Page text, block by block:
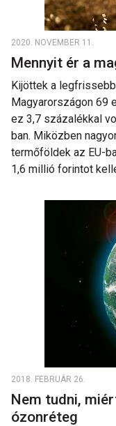
2020. NOVEMBER 11.
Mennyit ér a
Kijöttek a
Magyarországon 69
ez 3,7 százalékkal
ban. Miközben
termőföldek az EU-
1,6 millió forintot
2018. FEBRUÁR 26.
Nem tudni,
ózonréteg